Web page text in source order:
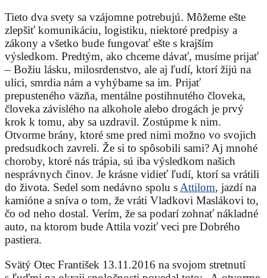
Tieto dva svety sa vzájomne potrebujú. Môžeme ešte
zlepšiť komunikáciu, logistiku, niektoré predpisy a
zákony a všetko bude fungovať ešte s krajším
výsledkom. Predtým, ako chceme dávať, musíme prijať
– Božiu lásku, milosrdenstvo, ale aj ľudí, ktorí žijú na
ulici, smrdia nám a vyhýbame sa im. Prijať
prepusteného väzňa, mentálne postihnutého človeka,
človeka závislého na alkohole alebo drogách je prvý
krok k tomu, aby sa uzdravil. Zostúpme k nim.
Otvorme brány, ktoré sme pred nimi možno vo svojich
predsudkoch zavreli. Že si to spôsobili sami? Aj mnohé
choroby, ktoré nás trápia, sú iba výsledkom našich
nesprávnych činov. Je krásne vidieť ľudí, ktorí sa vrátili
do života. Sedel som nedávno spolu sAttilom, jazdí na
kamióne a sníva o tom, že vráti Vladkovi Maslákovi to,
čo od neho dostal. Verím, že sa podarí zohnať nákladné
auto, na ktorom bude Attila voziť veci pre Dobrého
pastiera.
Svätý Otec František 13.11.2016 na svojom stretnutí